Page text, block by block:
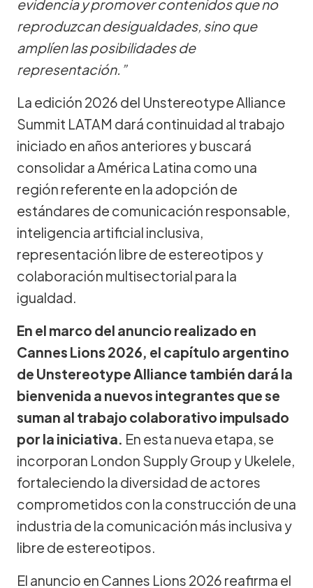
evidencia y promover contenidos que no
reproduzcan desigualdades, sino que
amplíen las posibilidades de
representación.”
La edición 2026 del Unstereotype Alliance
Summit LATAM dará continuidad al trabajo
iniciado en años anteriores y buscará
consolidar a América Latina como una
región referente en la adopción de
estándares de comunicación responsable,
inteligencia artificial inclusiva,
representación libre de estereotipos y
colaboración multisectorial para la
igualdad.
En el marco del anuncio realizado en
Cannes Lions 2026, el capítulo argentino
de Unstereotype Alliance también dará la
bienvenida a nuevos integrantes que se
suman al trabajo colaborativo impulsado
por la iniciativa. En esta nueva etapa, se
incorporan London Supply Group y Ukelele,
fortaleciendo la diversidad de actores
comprometidos con la construcción de una
industria de la comunicación más inclusiva y
libre de estereotipos.
El anuncio en Cannes Lions 2026 reafirma el